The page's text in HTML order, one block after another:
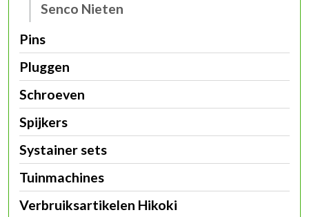
Senco Nieten
Pins
Pluggen
Schroeven
Spijkers
Systainer sets
Tuinmachines
Verbruiksartikelen Hikoki